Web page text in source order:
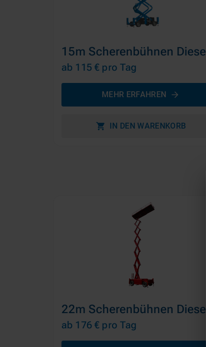
15m Scherenbühnen Diesel
ab 115 € pro Tag
MEHR ERFAHREN
IN DEN WARENKORB
22m Scherenbühnen Diesel
ab 176 € pro Tag